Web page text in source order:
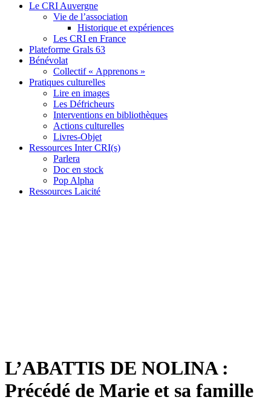
Le CRI Auvergne
Vie de l’association
Historique et expériences
Les CRI en France
Plateforme Grals 63
Bénévolat
Collectif « Apprenons »
Pratiques culturelles
Lire en images
Les Défricheurs
Interventions en bibliothèques
Actions culturelles
Livres-Objet
Ressources Inter CRI(s)
Parlera
Doc en stock
Pop Alpha
Ressources Laicité
L’ABATTIS DE NOLINA :
Précédé de Marie et sa famille